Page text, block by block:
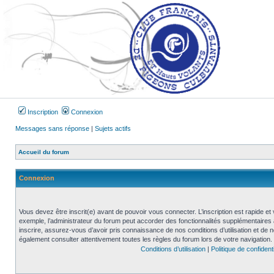
Inscription Connexion
Messages sans réponse | Sujets actifs
Accueil du forum
Connexion
Vous devez être inscrit(e) avant de pouvoir vous connecter. L’inscription est rapide
exemple, l’administrateur du forum peut accorder des fonctionnalités
inscrire, assurez-vous d’avoir pris connaissance de nos conditions d’utilisation et de
également consulter attentivement toutes les règles du forum lors de votre navigation.
Conditions d’utilisation| Politique de